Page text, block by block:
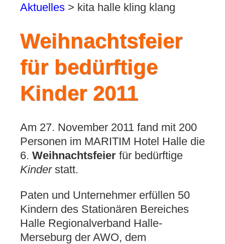
Aktuelles > kita halle kling klang
Weihnachtsfeier
für bedürftige
Kinder 2011
Am 27. November 2011 fand mit 200
Personen im MARITIM Hotel Halle die
6. Weihnachtsfeier für bedürftige
Kinderstatt.
Paten und Unternehmer erfüllen 50
Kindern des Stationären Bereiches
Halle Regionalverband Halle-
Merseburg der AWO, dem